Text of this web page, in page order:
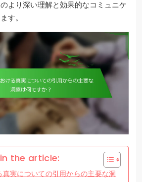
より深い理解と効果的なコミュニケ
す。
the article:
実についての引用からの主要な洞